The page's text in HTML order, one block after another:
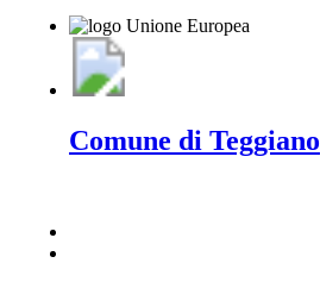
Comune di Teggiano